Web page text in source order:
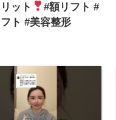
ット
#額リフト #
ト #美容整形